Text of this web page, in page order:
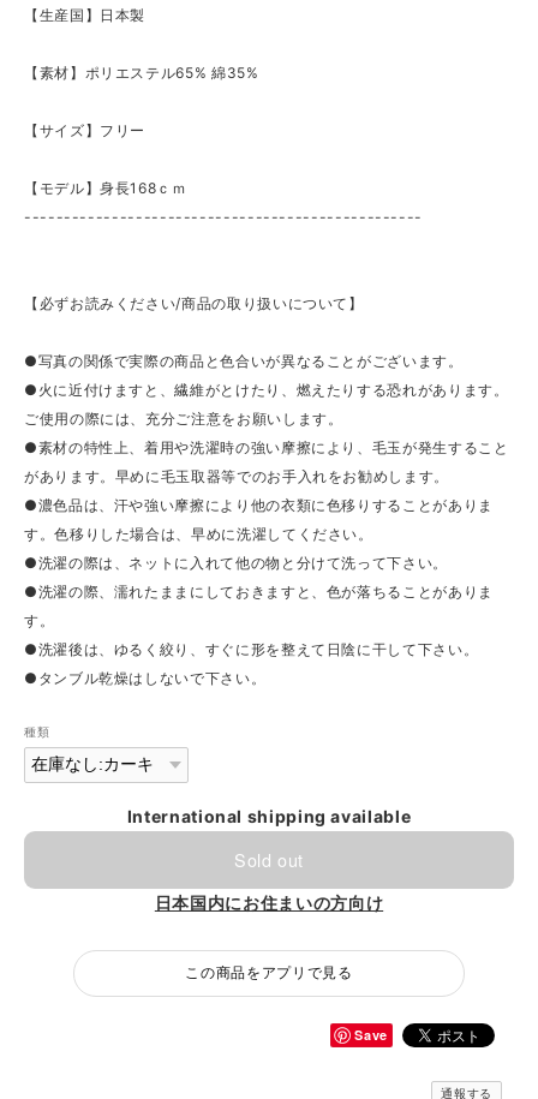
【生産国】日本製
【素材】ポリエステル65% 綿35%
【サイズ】フリー
【モデル】身長168ｃｍ
--------------------------------------------------
【必ずお読みください/商品の取り扱いについて】
●写真の関係で実際の商品と色合いが異なることがございます。
●火に近付けますと、繊維がとけたり、燃えたりする恐れがあります。
ご使用の際には、充分ご注意をお願いします。
●素材の特性上、着用や洗濯時の強い摩擦により、毛玉が発生すること
があります。早めに毛玉取器等でのお手入れをお勧めします。
●濃色品は、汗や強い摩擦により他の衣類に色移りすることがありま
す。色移りした場合は、早めに洗濯してください。
●洗濯の際は、ネットに入れて他の物と分けて洗って下さい。
●洗濯の際、濡れたままにしておきますと、色が落ちることがありま
す。
●洗濯後は、ゆるく絞り、すぐに形を整えて日陰に干して下さい。
●タンブル乾燥はしないで下さい。
種類
International shipping available
Sold out
日本国内にお住まいの方向け
この商品をアプリで見る
Save
通報する